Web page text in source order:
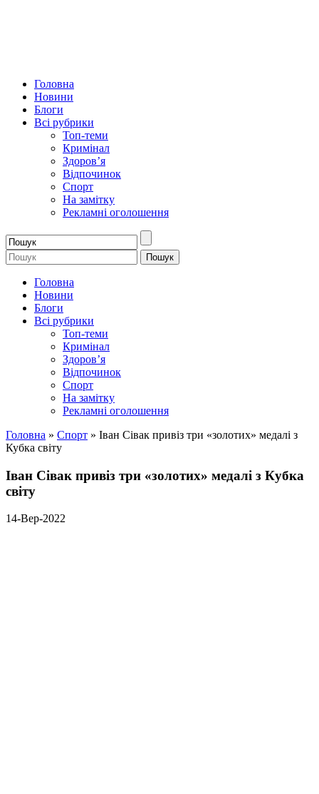
Головна
Новини
Блоги
Всі рубрики
Топ-теми
Кримінал
Здоров’я
Відпочинок
Спорт
На замітку
Рекламні оголошення
Головна
Новини
Блоги
Всі рубрики
Топ-теми
Кримінал
Здоров’я
Відпочинок
Спорт
На замітку
Рекламні оголошення
Головна » Спорт » Іван Сівак привіз три «золотих» медалі з
Кубка світу
Іван Сівак привіз три «золотих» медалі з Кубка
світу
14-Вер-2022